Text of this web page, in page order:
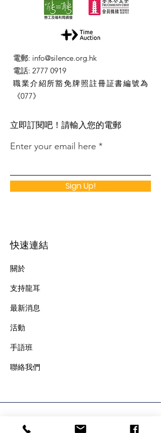
電郵: info@silence.org.hk
電話: 2777 0919
職業介紹所豁免牌照註冊証書編號為
《077》
​立即訂閱吧！請輸入您的電郵
Enter your email here
Sign Up!
快速連結
關於
支持龍耳
最新消息
​活動
手語班
​聯絡我們